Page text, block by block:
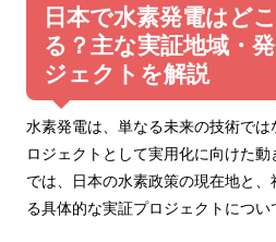
日本で水素発電はど
る？主な実証地域・
ジェクトを解説
水素発電は、単なる未来の技術で
ロジェクトとして実用化に向けた
では、日本の水素政策の現在地と
る具体的な実証プロジェクトについ